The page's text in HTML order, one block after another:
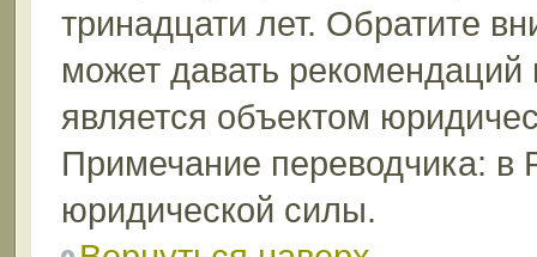
тринадцати лет. Обратите
может давать
является объектом
Примечание переводчика: в
юридической силы.